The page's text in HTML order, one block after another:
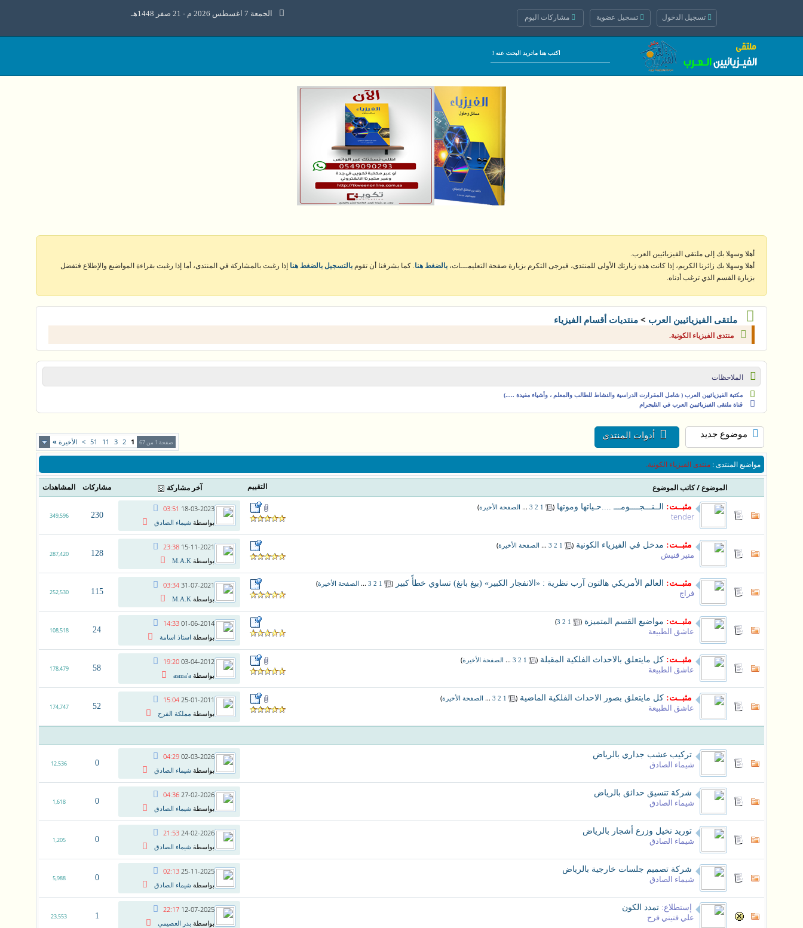
تسجيل الدخول تسجيل عضوية مشاركات اليوم الجمعة 7 اغسطس 2026 م - 21 صفر 1448هـ
أهلا وسهلا بك إلى ملتقى الفيزيائيين العرب.
أهلا وسهلا بك زائرنا الكريم، إذا كانت هذه زيارتك الأولى للمنتدى، فيرجى التكرم بزيارة صفحة التعليمـــات، بالضغط هنا . كما يشرفنا أن تقوم بالتسجيل بالضغط هنا إذا رغبت بالمشاركة في المنتدى، أما إذا رغبت بقراءة المواضيع والإطلاع فتفضل
بزيارة القسم الذي ترغب أدناه.
ملتقى الفيزيائيين العرب > منتديات أقسام الفيزياء
منتدى الفيزياء الكونية.
الملاحظات
مكتبة الفيزيائيين العرب ( شامل المقرارت الدراسية والنشاط للطالب والمعلم ، وأشياء مفيدة .....)
قناة ملتقى الفيزيائيين العرب في التليجرام
موضوع جديد أدوات المنتدى
صفحة 1 من 67 1
2
3
11
51
> الأخيرة »
مواضيع المنتدى: منتدى الفيزياء الكونية.
التقييم الموضوع /كاتب الموضوع آخر مشاركة مشاركات المشاهدات
مثبــت: الــنـــجــــومـــ ....حـياتها وموتها (
1
2
3
... الصفحة الأخيرة)
tender
18-03-2023
03:51
بواسطة شيماء الصادق
230
349,596
مثبــت: مدخل في الفيزياء الكونية (
1
2
3
... الصفحة الأخيرة)
منير قنيش
15-11-2021
23:38
بواسطة M.A.K
128
287,420
مثبــت: العالم الأمريكي هالتون آرب نظرية : «الانفجار الكبير» (بيغ بانغ) تساوي خطأً كبير (
1
2
3
... الصفحة الأخيرة)
فراج
31-07-2021
03:34
بواسطة M.A.K
115
252,530
مثبــت: مواضيع القسم المتميزة (
1
2
3
)
عاشق الطبيعة
01-06-2014
14:33
بواسطة استاذ اسامة
24
108,518
مثبــت: كل مايتعلق بالاحداث الفلكية المقبلة (
1
2
3
... الصفحة الأخيرة)
عاشق الطبيعة
03-04-2012
19:20
بواسطة asma'a
58
178,479
مثبــت: كل مايتعلق بصور الاحداث الفلكية الماضية (
1
2
3
... الصفحة الأخيرة)
عاشق الطبيعة
25-01-2011
15:04
بواسطة مملكة الفرح
52
174,747
تركيب عشب جداري بالرياض
شيماء الصادق
02-03-2026
04:29
بواسطة شيماء الصادق
0
12,536
شركة تنسيق حدائق بالرياض
شيماء الصادق
27-02-2026
04:36
بواسطة شيماء الصادق
0
1,618
توريد نخيل وزرع أشجار بالرياض
شيماء الصادق
24-02-2026
21:53
بواسطة شيماء الصادق
0
1,205
شركة تصميم جلسات خارجية بالرياض
شيماء الصادق
25-11-2025
02:13
بواسطة شيماء الصادق
0
5,988
إستطلاع: تمدد الكون
علي فتيني فرح
12-07-2025
22:17
بواسطة بدر العصيمي
1
23,553